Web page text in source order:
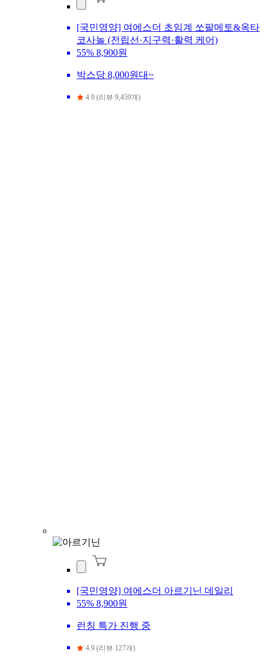
[국민영양] 여에스더 초임계 쏘팔메토&옥타
코사놀 (전립선·지구력·활력 케어)
55% 8,900원
박스당 8,000원대~
4.9 (리뷰 9,459개)
[국민영양] 여에스더 아르기닌 데일리
55% 8,900원
런칭 특가 진행 중
4.9 (리뷰 127개)